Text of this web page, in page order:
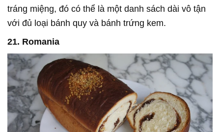
tráng miệng, đó có thể là một danh sách dài vô tận
với đủ loại bánh quy và bánh trứng kem.
21. Romania